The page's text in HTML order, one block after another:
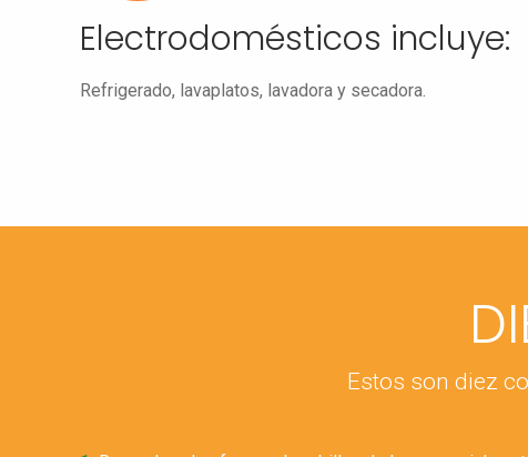
Electrodomésticos incluye:
Refrigerado, lavaplatos, lavadora y secadora.
Estos son diez